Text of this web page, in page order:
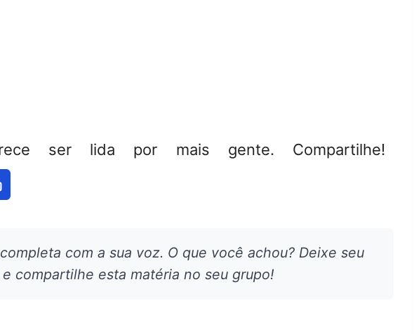
ser lida por mais gente. Compartilhe!
com a sua voz. O que você achou? Deixe seu
compartilhe esta matéria no seu grupo!